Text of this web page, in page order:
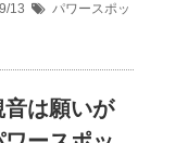
13
パワースポッ
音は願いが